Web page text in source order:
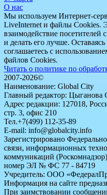
О нас
Мы используем Интернет-
LiveInternet и файлы Cookies.
взаимодействие посетителей
и делать его лучше.
соглашаетесь с
файлов Cookies.
Читать о политике по
2007-2026©
Наименование: Global City
Главный редактор: Цыганова
Адрес редакции: 127018,
стр. 3, офис 210
Тел.+7(499) 112-35-89
E-mail: info@globalcity.info
Зарегистрировано
связи, информационных
коммуникаций
номер ЭЛ № ФС 77 - 84719
Учредитель: ООО
Информация на сайте
При заимствовании